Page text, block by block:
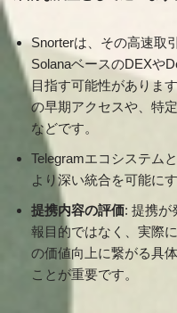
Snorterは、その高速取
SolanaベースのDEXや
目指す可能性がありま
の早期アクセスや、特
などです。
Telegramエコシステム
より深い統合を可能に
提携内容の評価: 提携が
報目的ではなく、実際
の価値向上に繋がる具
ことが重要です。